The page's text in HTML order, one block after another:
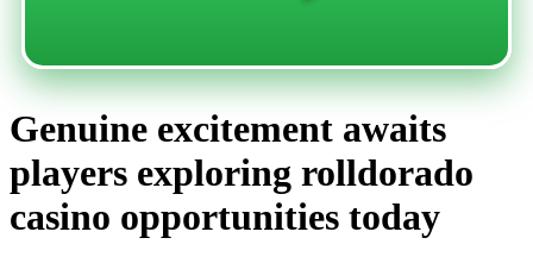
Genuine excitement awaits
players exploring rolldorado
casino opportunities today